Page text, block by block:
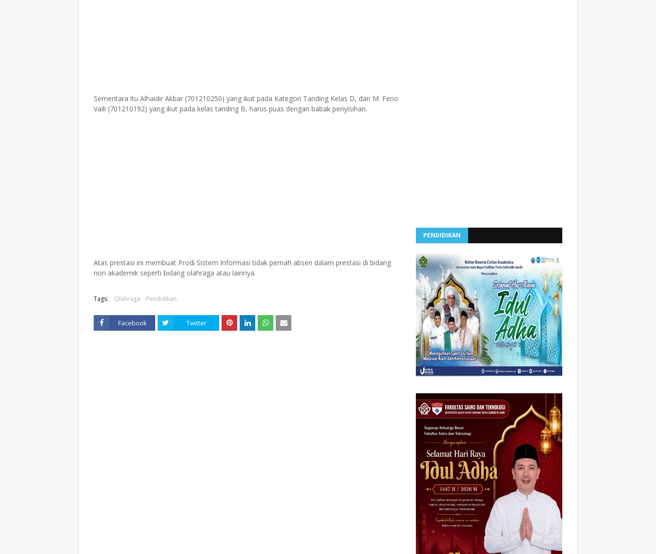
Sementara itu Alhaidir Akbar (701210250) yang ikut pada Kategori Tanding Kelas D, dan M. Feno
Vaili (701210192) yang ikut pada kelas tanding B, harus puas dengan babak penyisihan.
Atas prestasi ini membuat Prodi Sistem Informasi tidak pernah absen dalam prestasi di bidang
non akademik seperti bidang olahraga atau lainnya.
Tags: Olahraga Pendidikan
Facebook Twitter
PENDIDIKAN